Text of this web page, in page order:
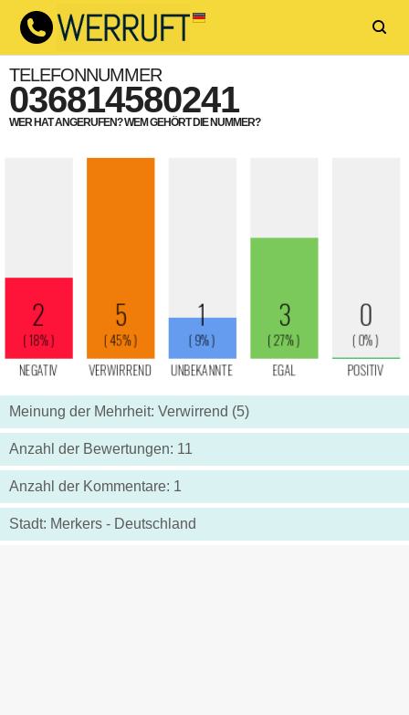
TELEFONNUMMER
036814580241
WER HAT ANGERUFEN? WEM GEHÖRT DIE NUMMER?
Meinung der Mehrheit: Verwirrend (5)
Anzahl der Bewertungen: 11
Anzahl der Kommentare: 1
Stadt: Merkers - Deutschland